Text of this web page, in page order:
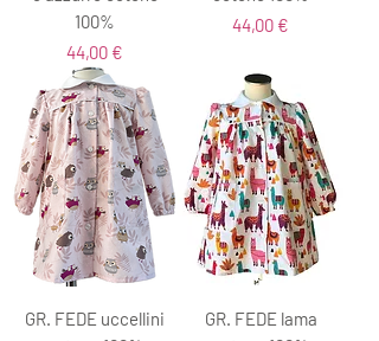
100%
Prezzo
44,00 €
Prezzo
44,00 €
GR. FEDE uccellini
GR. FEDE lama